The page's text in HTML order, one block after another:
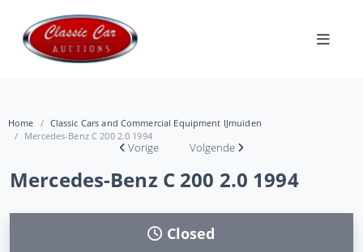
Home
Classic Cars and Commercial Equipment IJmuiden
Mercedes-Benz C 200 2.0 1994
Vorige Volgende
Mercedes-Benz C 200 2.0 1994
Closed